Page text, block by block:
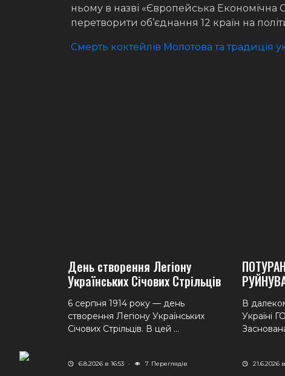
ньому в назві «Європейська Економічна
перетворити об’єднання 12 країн на
Смерть коктейлів Молотова та традиція
День створення Легіону
Українських Січових Стрільців
6 серпня 1914 року — день
створення Легіону Українських
Січових Стрільців. В цей ...
6.8.2026 в 16:53 · 7 Переглядів
В
Україні
21.6.2026